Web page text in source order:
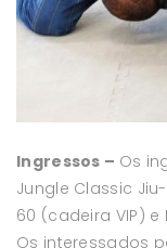
Ingressos – Os
Jungle Classic
60 (cadeira VIP) e
Os interessados